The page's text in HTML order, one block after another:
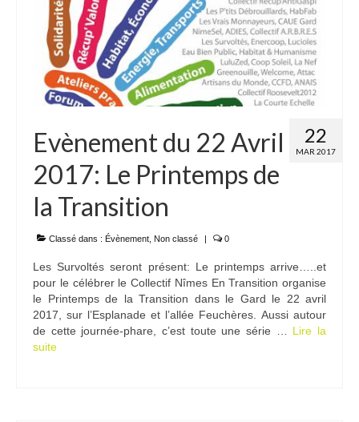
22
MAR 2017
Evènement du 22 Avril
2017: Le Printemps de
la Transition
Classé dans : Évènement Non classé | 0
Les Survoltés seront présent: Le printemps arrive…..et
pour le célébrer le Collectif Nîmes En Transition organise
le Printemps de la Transition dans le Gard le 22 avril
2017, sur l’Esplanade et l’allée Feuchères. Aussi autour
de cette journée-phare, c’est toute une série … Lire la
suite­­